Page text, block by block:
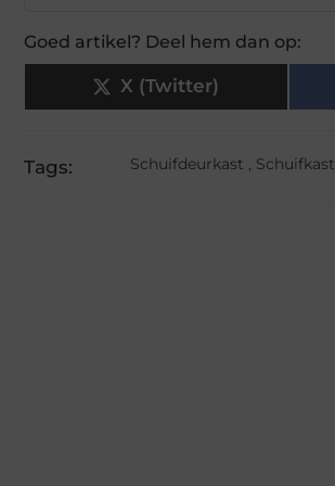
Goed artikel? Deel hem dan op:
X (Twitter)
Tags: Schuifdeurkast , Schuifkast